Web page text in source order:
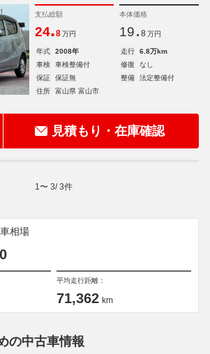
支払総額
24.8 万円
本体価格
19. 8 万円
年式 2008年 走行
6.8万km
車検
車検整備付 修復
なし
保証
保証無 整備
法定整備付
住所
富山県 富山市
見積もり・在庫確認
1 〜 3/3件
相場
平均走行距離：
71,362 km
の中古車情報